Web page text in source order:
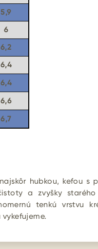
5,9
6
6,2
6,4
6,4
6,6
6,7
hubkou, kefou s
a zvyšky
tenkú vrstvu